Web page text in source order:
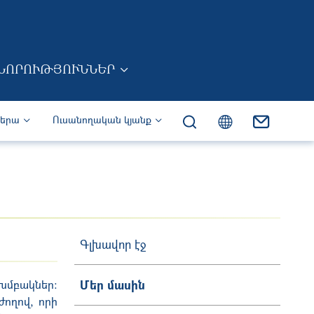
Ուսանողական կյանք
որի
Գլխավոր էջ
Մեր մասին